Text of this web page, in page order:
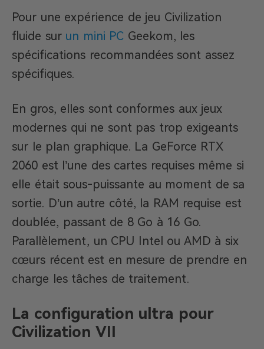
Pour une expérience de jeu Civilization
fluide sur un mini PC Geekom, les
spécifications recommandées sont assez
spécifiques.
En gros, elles sont conformes aux jeux
modernes qui ne sont pas trop exigeants
sur le plan graphique. La GeForce RTX
2060 est l’une des cartes requises même si
elle était sous-puissante au moment de sa
sortie. D’un autre côté, la RAM requise est
doublée, passant de 8 Go à 16 Go.
Parallèlement, un CPU Intel ou AMD à six
cœurs récent est en mesure de prendre en
charge les tâches de traitement.
La configuration ultra pour
Civilization VII